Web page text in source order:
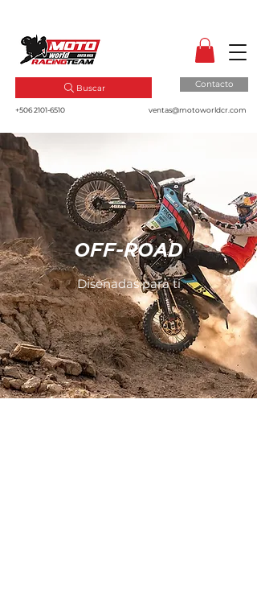
Buscar Contacto
+506 2101-6510 ventas@motoworldcr.com
OFF-ROAD
Disenadas para ti